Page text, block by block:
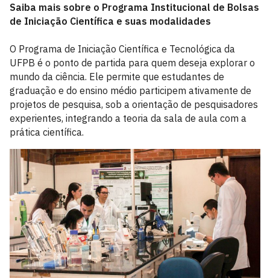
Saiba mais sobre o Programa Institucional de Bolsas
de Iniciação Científica e suas modalidades
O Programa de Iniciação Científica e Tecnológica da
UFPB é o ponto de partida para quem deseja explorar o
mundo da ciência. Ele permite que estudantes de
graduação e do ensino médio participem ativamente de
projetos de pesquisa, sob a orientação de pesquisadores
experientes, integrando a teoria da sala de aula com a
prática científica.